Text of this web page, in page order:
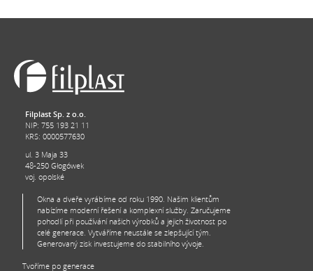
Filplast Sp. z o.o.
NIP: 755 193 21 11
KRS: 0000577630
ul. 3 Maja 33
48-250 Głogówek
voj. opolské
Okna a dveře vyrábíme od roku 1990. Našim klientům
nabízíme moderní řešení a komplexní služby. Zaručujeme
pohodlí při používání našich výrobků a jejich životnost po
celé generace. Vytváříme neustále se zlepšující tým.
Generovaný zisk investujeme do stabilního vývoje.
Tvoříme po generace